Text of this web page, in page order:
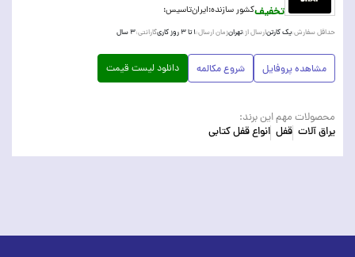
تخفیفکشور سازنده:ایرانتاسیس:
حداقل سفارش:یک کارتنارسال از:تهرانزمان ارسال:۱ تا ۳ روز کاری گارانتی:۳ سال
مشاهده پروفایل شروع مکالمه دانلود لیست قیمت
محصولات مهم این برند:
یراق آلات قفل انواع قفل کتابی